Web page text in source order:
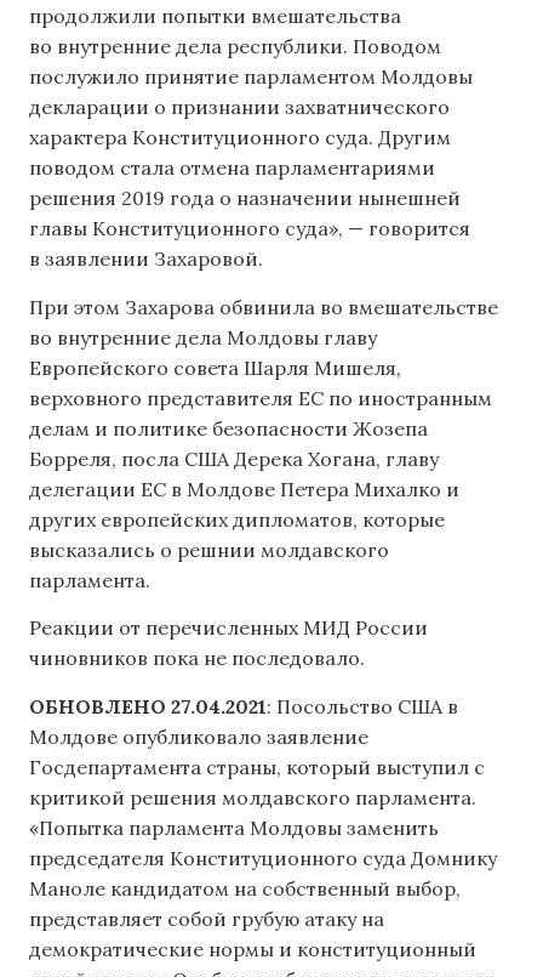
продолжили попытки вмешательства
во внутренние дела республики. Поводом
послужило принятие парламентом Молдовы
декларации о признании захватнического
характера Конституционного суда. Другим
поводом стала отмена парламентариями
решения 2019 года о назначении нынешней
главы Конституционного суда», — говорится
в заявлении Захаровой.
При этом Захарова обвинила во вмешательстве
во внутренние дела Молдовы главу
Европейского совета Шарля Мишеля,
верховного представителя ЕС по иностранным
делам и политике безопасности Жозепа
Борреля, посла США Дерека Хогана, главу
делегации ЕС в Молдове Петера Михалко и
других европейских дипломатов, которые
высказались о решнии молдавского
парламента.
Реакции от перечисленных МИД России
чиновников пока не последовало.
ОБНОВЛЕНО 27.04.2021: Посольство США в
Молдове опубликовало заявление
Госдепартамента страны, который выступил с
критикой решения молдавского парламента.
«Попытка парламента Молдовы заменить
председателя Конституционного суда Домнику
Маноле кандидатом на собственный выбор,
представляет собой грубую атаку на
демократические нормы и конституционный